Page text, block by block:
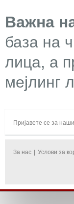
Важна
база на
лица, а
мејлинг
Пријавете се за
За нас Услови за